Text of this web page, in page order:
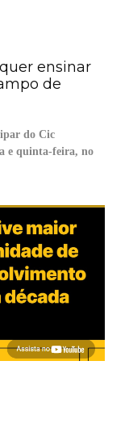
ensinar
de
do Cic
e quinta-feira, no